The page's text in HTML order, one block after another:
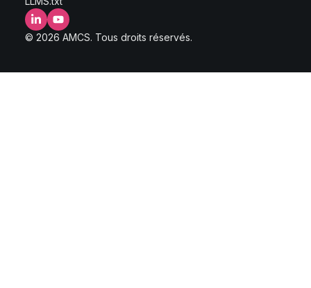
LinkedInYouTube
© 2026 AMCS. Tous droits réservés.